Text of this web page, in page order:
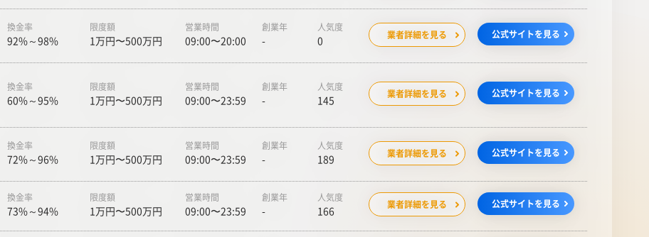
換金率
92%～98%
限度額
1万円〜500万円
営業時間
09:00〜20:00
創業年
-
人気度
0 業者詳細を見る 公式サイトを見る
換金率
60%～95%
限度額
1万円〜500万円
営業時間
09:00〜23:59
創業年
-
人気度
145 業者詳細を見る 公式サイトを見る
換金率
72%～96%
限度額
1万円〜500万円
営業時間
09:00〜23:59
創業年
-
人気度
189 業者詳細を見る 公式サイトを見る
換金率
73%～94%
限度額
1万円〜500万円
営業時間
09:00〜23:59
創業年
-
人気度
166 業者詳細を見る 公式サイトを見る